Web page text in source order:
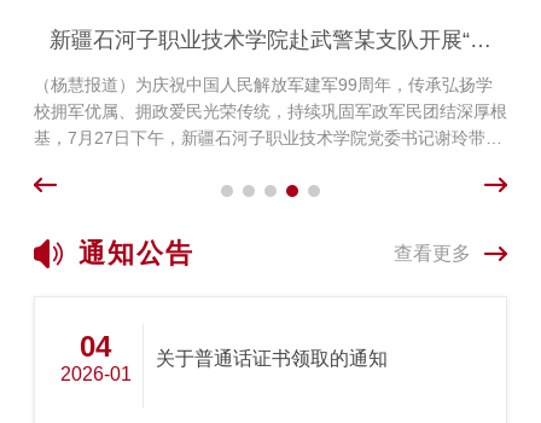
2026“一带一路”国际智能农业装备发展大会嘉宾
到访我校开展延伸交流活动
（刘春晓报道）7月31日下午，出席2026“一带一路”国际智能农
业装备发展大会的疆内外高校专家、科研院所科研骨干、农机行
业龙头企业代表共计20余人走进石河子职业技术大学，开展实
马彩梅陪同交流。嘉宾一行先后实地走访学校机械加工实训中
场地，观摩农机零部件数控加工、智能机电装配、数字化焊接等
实
石河子职业技术大学承办2026“一带一路”国际智
能农业装备发展大会平行分论坛
（杨慧报道）为深入落实共建“一带一路”高质量发展部署，贯通
智能农机技术创新、产教协同育人与跨境农业产业合作链条，
2026“一带一路”国际智能农业装备发展大会在石河子大学举办。
办农业生产智能装备工程应用技术论坛，同步承办“一带一路”智
研讨会。疆内外高校专家、科研院所技术骨干、农机行业龙头企
新疆石河子职业技术学院赴属地监狱开展警示教
育 筑牢廉洁自律防线
（杨慧报道）为扎实开展第28个党风廉政教育月活动，纵深推
进全面从严治党、从严治校，引导全体党员干部牢固树立正确政
绩观，严守廉洁从教底线，7月29日，新疆石河子职业技术学院
推动党纪学习教育走深走实。活动开始，全体参学人员列队肃
记谢玲现场讲授廉政教育微党课。她指出，当前要紧扣职教本科
建设新
新疆石河子职业技术学院赴武警某支队开展“八
一”拥军慰问
（杨慧报道）为庆祝中国人民解放军建军99周年，传承弘扬学
校拥军优属、拥政爱民光荣传统，持续巩固军政军民团结深厚根
基，7月27日下午，新疆石河子职业技术学院党委书记谢玲带
一行前往武警某支队开展“八一”建军节走访慰问活动，向坚守执
表全校师生向支队全体官兵致以节日问候与崇高敬意，感谢支队
在学校
新疆石河子职业技术学院赴69233部队开展“八
一”拥军慰问 深化军地双拥共建
（杨慧报道）为做好建军99周年拥军慰问工作部署，传承弘扬
拥军优属、拥政爱民光荣传统，持续深化军地融合、巩固坚如磐
石的军政军民团结，2026年7月25日，新疆石河子职业技术学院
一行前往69233部队开展建军节走访慰问活动，向全体官兵送上
69233部队全体官兵致以节日问候与崇高敬意，衷心感谢部队
通知公告 查看更多
04
2026-01
关于普通话证书领取的通知